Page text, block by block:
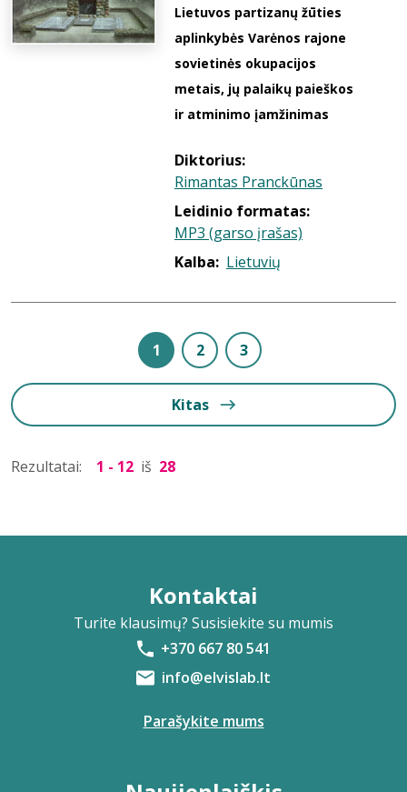
Lietuvos partizanų žūties
aplinkybės Varėnos rajone
sovietinės okupacijos
metais, jų palaikų paieškos
ir atminimo įamžinimas
Diktorius:
Rimantas Pranckūnas
Leidinio formatas:
MP3 (garso įrašas)
Kalba: Lietuvių
1 2 3
Kitas
Rezultatai: 1 - 12 iš 28
Kontaktai
Turite klausimų? Susisiekite su mumis
+370 667 80 541
info@elvislab.lt
Parašykite mums